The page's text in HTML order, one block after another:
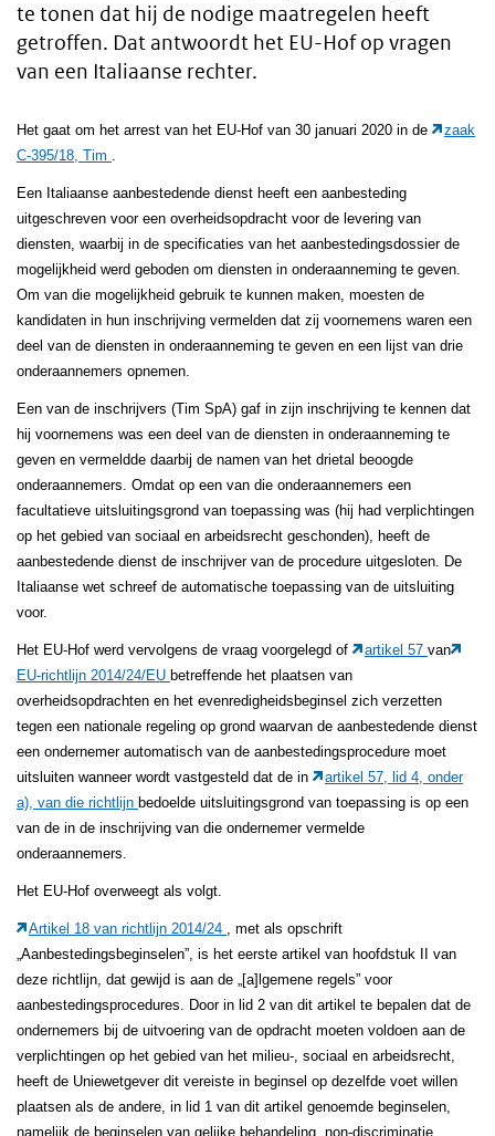
te tonen dat hij de nodige maatregelen heeft
getroffen. Dat antwoordt het EU-Hof op vragen
van een Italiaanse rechter.
Het gaat om het arrest van het EU-Hof van 30 januari 2020 in de
zaak
C‑395/18, Tim
Een Italiaanse aanbestedende dienst heeft een aanbesteding
uitgeschreven voor een overheidsopdracht voor de levering van
diensten, waarbij in de specificaties van het aanbestedingsdossier de
mogelijkheid werd geboden om diensten in onderaanneming te geven.
Om van die mogelijkheid gebruik te kunnen maken, moesten de
kandidaten in hun inschrijving vermelden dat zij voornemens waren een
deel van de diensten in onderaanneming te geven en een lijst van drie
onderaannemers opnemen.
Een van de inschrijvers (Tim SpA) gaf in zijn inschrijving te kennen dat
hij voornemens was een deel van de diensten in onderaanneming te
geven en vermeldde daarbij de namen van het drietal beoogde
onderaannemers. Omdat op een van die onderaannemers een
facultatieve uitsluitingsgrond van toepassing was (hij had verplichtingen
op het gebied van sociaal en arbeidsrecht geschonden), heeft de
aanbestedende dienst de inschrijver van de procedure uitgesloten. De
Italiaanse wet schreef de automatische toepassing van de uitsluiting
voor.
Het EU-Hof werd vervolgens de vraag voorgelegd of artikel 57 van
EU-richtlijn 2014/24/EU betreffende het plaatsen van
overheidsopdrachten en het evenredigheidsbeginsel zich verzetten
tegen een nationale regeling op grond waarvan de aanbestedende dienst
een ondernemer automatisch van de aanbestedingsprocedure moet
uitsluiten wanneer wordt vastgesteld dat de in
artikel 57, lid 4, onder
a), van die richtlijn bedoelde uitsluitingsgrond van toepassing is op een
van de in de inschrijving van die ondernemer vermelde
onderaannemers.
Het EU-Hof overweegt als volgt.
Artikel 18 van richtlijn 2014/24
, met als opschrift
„Aanbestedingsbeginselen”, is het eerste artikel van hoofdstuk II van
deze richtlijn, dat gewijd is aan de „[a]lgemene regels” voor
aanbestedingsprocedures. Door in lid 2 van dit artikel te bepalen dat de
ondernemers bij de uitvoering van de opdracht moeten voldoen aan de
verplichtingen op het gebied van het milieu-, sociaal en arbeidsrecht,
heeft de Uniewetgever dit vereiste in beginsel op dezelfde voet willen
plaatsen als de andere, in lid 1 van dit artikel genoemde beginselen,
namelijk de beginselen van gelijke behandeling, non-discriminatie,